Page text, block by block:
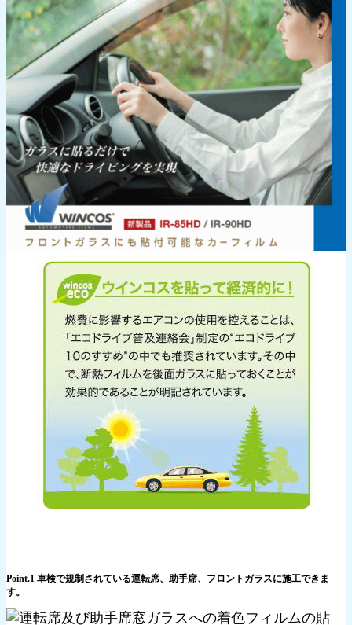
Point.1 車検で規制されている運転席、助手席、フロントガラスに施工できま
す。